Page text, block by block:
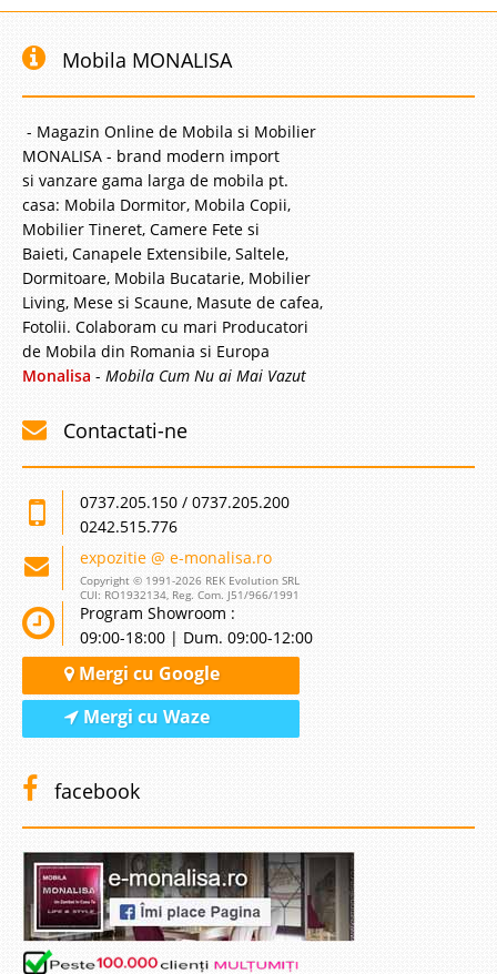
Mobila MONALISA
- Magazin Online de Mobila si Mobilier
MONALISA - brand modern import
si vanzare gama larga de mobila pt.
casa: Mobila Dormitor, Mobila Copii,
Mobilier Tineret, Camere Fete si
Baieti, Canapele Extensibile, Saltele,
Dormitoare, Mobila Bucatarie, Mobilier
Living, Mese si Scaune, Masute de cafea,
Fotolii. Colaboram cu mari Producatori
de Mobila din Romania si Europa
Monalisa - Mobila Cum Nu ai Mai Vazut
Contactati-ne
0737.205.150 / 0737.205.200
0242.515.776
expozitie @ e-monalisa.ro
Copyright © 1991-2026 REK Evolution SRL
CUI: RO1932134, Reg. Com. J51/966/1991
Program Showroom :
09:00-18:00 | Dum. 09:00-12:00
Mergi cu Google
Mergi cu Waze
facebook